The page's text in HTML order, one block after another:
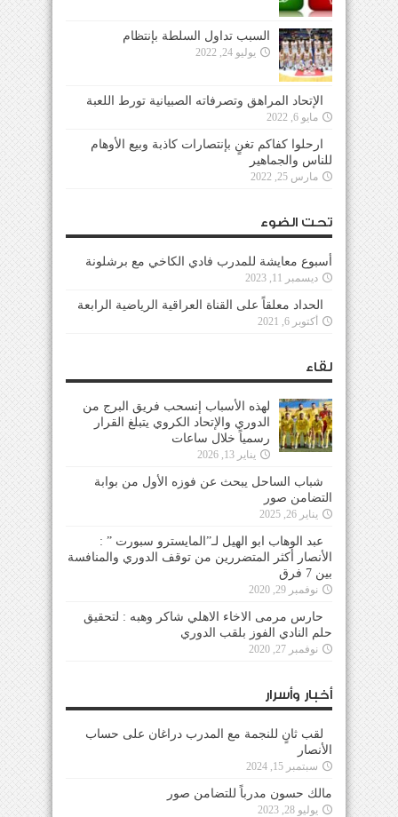
السبب تداول السلطة بإنتظام
يوليو 24, 2022
الإتحاد المراهق وتصرفاته الصبيانية تورط اللعبة
مايو 6, 2022
ارحلوا كفاكم تغنٍ بإنتصارات كاذبة وبيع الأوهام
للناس والجماهير
مارس 25, 2022
تحت الضوء
أسبوع معايشة للمدرب فادي الكاخي مع برشلونة
ديسمبر 11, 2023
الحداد معلقاً على القناة العراقية الرياضية الرابعة
أكتوبر 6, 2021
لقاء
لهذه الأسباب إنسحب فريق البرج من
الدوري والإتحاد الكروي يتبلغ القرار
رسمياً خلال ساعات
يناير 13, 2026
شباب الساحل يبحث عن فوزه الأول من بوابة
التضامن صور
يناير 26, 2025
عبد الوهاب ابو الهيل لـ”المايسترو سبورت ” :
الأنصار أكثر المتضررين من توقف الدوري والمنافسة
بين 7 فرق
نوفمبر 29, 2020
حارس مرمى الاخاء الاهلي شاكر وهبه : لتحقيق
حلم النادي الفوز بلقب الدوري
نوفمبر 27, 2020
أخبار وأسرار
لقب ثانٍ للنجمة مع المدرب دراغان على حساب
الأنصار
سبتمبر 15, 2024
مالك حسون مدرباً للتضامن صور
يوليو 28, 2023